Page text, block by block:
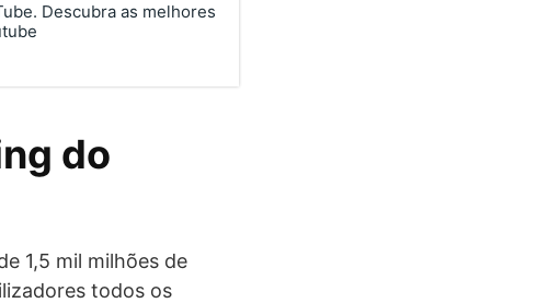
Descubra as melhores
do
1,5 mil milhões de
todos os